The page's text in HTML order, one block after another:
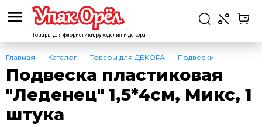
Товары для флористики, рукоделия и декора
Главная Каталог Товары для ДЕКОРА Подвески
Подвеска пластиковая
"Леденец" 1,5*4см, Микс, 1
штука